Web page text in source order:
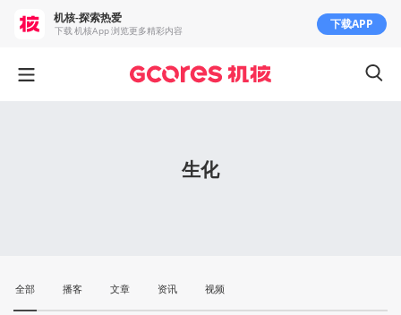
生化
全部 播客 文章 资讯 视频
机核-探索热爱
下载 机核App 浏览更多精彩内容 下载APP